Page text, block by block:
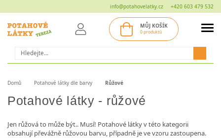
info@potahovelatky.cz +420 603 479 532
Hledat
MŮJ KOŠÍK
0 produktů
Domů Potahové látky dle barvy Růžové
Potahové látky - růžové
Jen růžová to může být.. Musí! Potahové látky v této kategorii
obsahují převážně růžovou barvu, případně je ve vzoru zastoupena.